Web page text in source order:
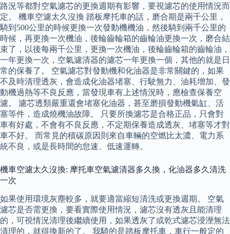
路況等都對空氣濾芯的更換週期有影響，要視濾芯的使用情況而
定。 機車空濾太久沒換 踏板摩托車的話，磨合期是兩千公里，
騎到500公里的時候更換一次發動機機油，然後騎到兩千公里的
時候，再更換一次機油，後輪齒輪箱的齒輪油更換一次，磨合結
束了，以後每兩千公里，更換一次機油，後輪齒輪箱的齒輪油，
一年更換一次，空氣濾清器的濾芯一年更換一個，其他的就是日
常的保養了。 空氣濾芯對發動機和化油器是非常關鍵的，如果
不及時清理透灰，會造成化油器堵塞、行駛無力、油耗增加、發
動機過熱等不良反應，當發現車有上述情況時，應檢查保養空
濾。 濾芯透類嚴重還會堵塞化油器，甚至磨損發動機氣缸、活
塞等件，造成燒機油故障。 只要所換濾芯是合格正品，只會對
車有好處，不會有不良反應，不定期保養造成透灰、堵塞等才對
車不好。 而常見的積碳原因則來自車輛的空燃比太濃、電力系
統不良，或是長時間的怠速、低速運轉。
機車空濾太久沒換: 摩托車空氣濾清器多久換，化油器多久清洗
一次
如果使用環境灰塵較多，就要適當縮短清洗或更換週期。 空氣
濾芯是否需更換，要看實際使用情況，濾芯沒有透灰且能清理
的，可視情況清理後繼續使用，如果透灰了或乾式濾芯浸溼無法
清理的，就得換新的了。 我騎的是踏板摩托車，車行一般定的